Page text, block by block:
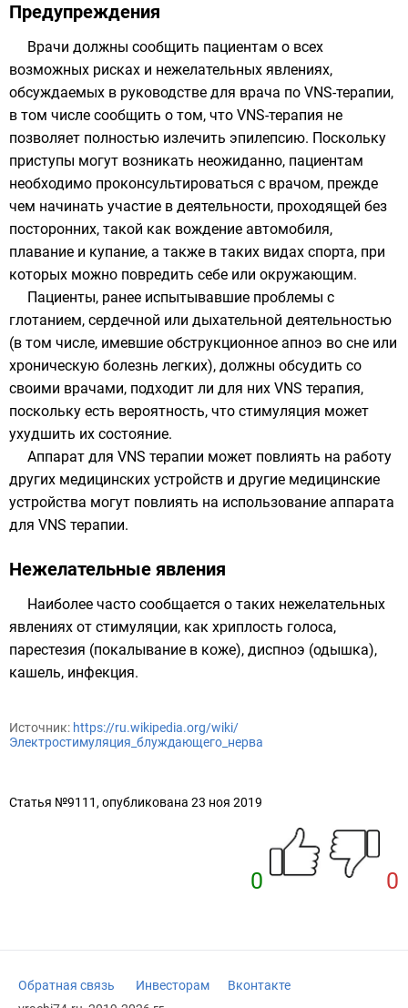
Предупреждения
Врачи должны сообщить пациентам о всех
возможных рисках и нежелательных явлениях,
обсуждаемых в руководстве для врача по VNS-терапии,
в том числе сообщить о том, что VNS-терапия не
позволяет полностью излечить эпилепсию. Поскольку
приступы могут возникать неожиданно, пациентам
необходимо проконсультироваться с врачом, прежде
чем начинать участие в деятельности, проходящей без
посторонних, такой как вождение автомобиля,
плавание и купание, а также в таких видах спорта, при
которых можно повредить себе или окружающим.
Пациенты, ранее испытывавшие проблемы с
глотанием, сердечной или дыхательной деятельностью
(в том числе, имевшие обструкционное апноэ во сне или
хроническую болезнь легких), должны обсудить со
своими врачами, подходит ли для них VNS терапия,
поскольку есть вероятность, что стимуляция может
ухудшить их состояние.
Аппарат для VNS терапии может повлиять на работу
других медицинских устройств и другие медицинские
устройства могут повлиять на использование аппарата
для VNS терапии.
Нежелательные явления
Наиболее часто сообщается о таких нежелательных
явлениях от стимуляции, как хриплость голоса,
парестезия (покалывание в коже), диспноэ (одышка),
кашель, инфекция.
Источник: https://ru.wikipedia.org/wiki/
Электростимуляция_блуждающего_нерва
Статья №9111, опубликована 23 ноя 2019
0 0
Обратная связь Инвесторам
Вконтакте